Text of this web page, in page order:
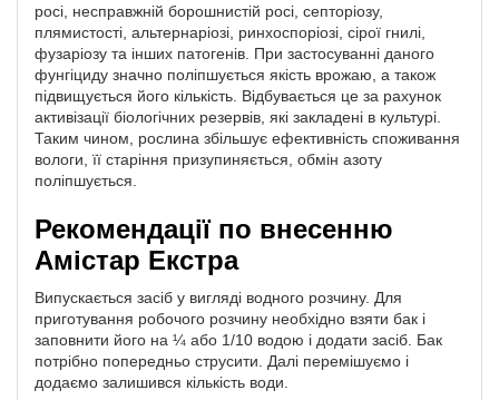
росі, несправжній борошнистій росі, септоріозу,
плямистості, альтернаріозі, ринхоспоріозі, сірої гнилі,
фузаріозу та інших патогенів. При застосуванні даного
фунгіциду значно поліпшується якість врожаю, а також
підвищується його кількість. Відбувається це за рахунок
активізації біологічних резервів, які закладені в культурі.
Таким чином, рослина збільшує ефективність споживання
вологи, її старіння призупиняється, обмін азоту
поліпшується.
Рекомендації по внесенню
Амістар Екстра
Випускається засіб у вигляді водного розчину. Для
приготування робочого розчину необхідно взяти бак і
заповнити його на ¼ або 1/10 водою і додати засіб. Бак
потрібно попередньо струсити. Далі перемішуємо і
додаємо залишився кількість води.